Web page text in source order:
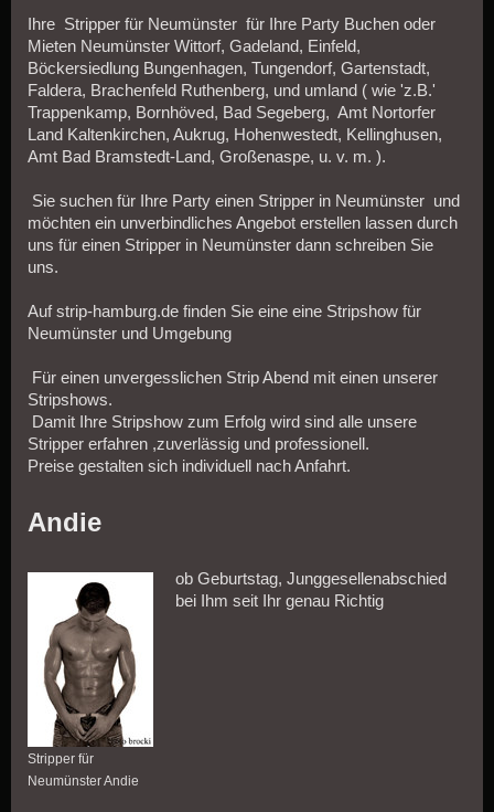
Ihre Stripper für Neumünster für Ihre Party Buchen oder
Mieten Neumünster Wittorf, Gadeland, Einfeld,
Böckersiedlung Bungenhagen, Tungendorf, Gartenstadt,
Faldera, Brachenfeld Ruthenberg, und umland ( wie 'z.B.'
Trappenkamp, Bornhöved, Bad Segeberg, Amt Nortorfer
Land Kaltenkirchen, Aukrug, Hohenwestedt, Kellinghusen,
Amt Bad Bramstedt-Land, Großenaspe, u. v. m. ).
Sie suchen für Ihre Party einen Stripper in Neumünster und
möchten ein unverbindliches Angebot erstellen lassen durch
uns für einen Stripper in Neumünster dann schreiben Sie
uns.
Auf strip-hamburg.de finden Sie eine eine Stripshow für
Neumünster und Umgebung
Für einen unvergesslichen Strip Abend mit einen unserer
Stripshows.
Damit Ihre Stripshow zum Erfolg wird sind alle unsere
Stripper erfahren ,zuverlässig und professionell.
Preise gestalten sich individuell nach Anfahrt.
Andie
Stripper für
Neumünster Andie
ob Geburtstag, Junggesellenabschied
bei Ihm seit Ihr genau Richtig